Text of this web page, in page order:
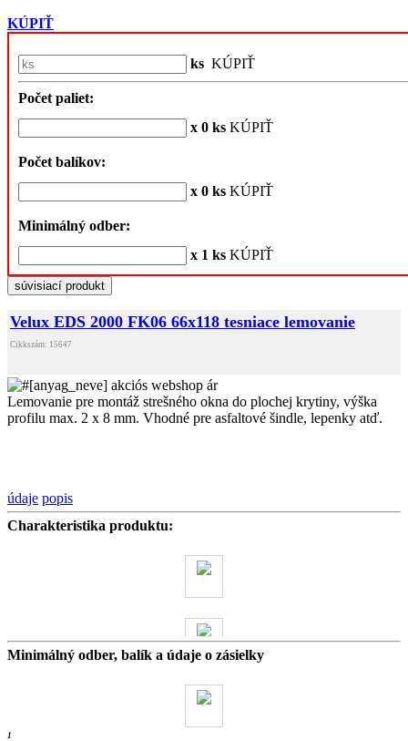
KÚPIŤ
ks KÚPIŤ
Počet paliet:
x 0 ks KÚPIŤ
Počet balíkov:
x 0 ks KÚPIŤ
Minimálný odber:
x 1 ks KÚPIŤ
súvisiací produkt
Velux EDS 2000 FK06 66x118 tesniace lemovanie
Cikkszám: 15647
Lemovanie pre montáž strešného okna do plochej krytiny, výška
profilu max. 2 x 8 mm. Vhodné pre asfaltové šindle, lepenky atď.
údaje popis
Charakteristika produktu:
Minimálný odber, balík a údaje o zásielky
1